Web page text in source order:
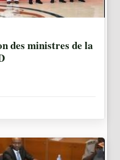
des ministres de la